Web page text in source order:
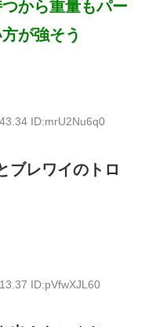
から重量もパー
が強そう
ID:mrU2Nu6q0
ブレワイのトロ
ID:pVfwXJL60